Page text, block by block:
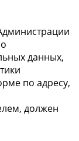
данных,
по адресу,
должен